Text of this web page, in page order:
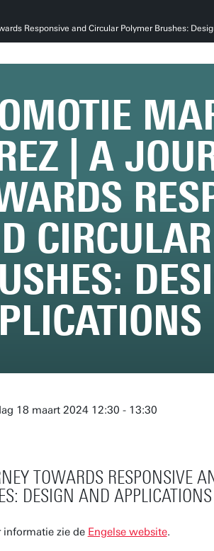
Responsive and Circular Polymer Brushes:
| A
18 maart 2024 12:30 - 13:30
TOWARDS RESPONSIVE
DESIGN AND APPLICATIONS
informatie zie de Engelse website.